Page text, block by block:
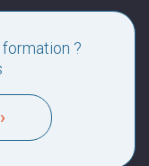
formation ?